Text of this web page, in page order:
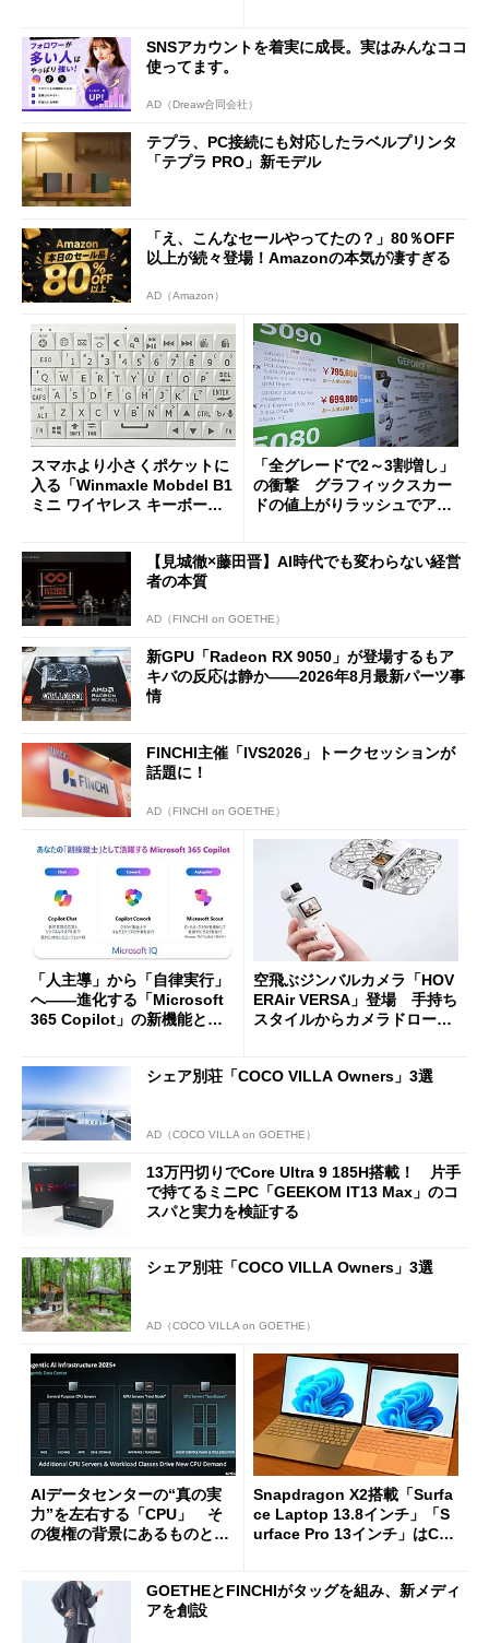
SNSアカウントを着実に成長。実はみんなココ
使ってます。
AD（Dreaw合同会社）
テプラ、PC接続にも対応したラベルプリンタ
「テプラ PRO」新モデル
「え、こんなセールやってたの？」80％OFF
以上が続々登場！Amazonの本気が凄すぎる
AD（Amazon）
スマホより小さくポケットに
入る「Winmaxle Mobdel B1
ミニ ワイヤレス キーボー
「全グレードで2～3割増し」
の衝撃 グラフィックスカー
ドの値上がりラッシュでアキ
【見城徹×藤田晋】AI時代でも変わらない経営
者の本質
AD（FINCHI on GOETHE）
新GPU「Radeon RX 9050」が登場するもア
キバの反応は静か――2026年8月最新パーツ事
情
FINCHI主催「IVS2026」トークセッションが
話題に！
AD（FINCHI on GOETHE）
「人主導」から「自律実行」
へ――進化する「Microsoft
365 Copilot」の新機能とエ
空飛ぶジンバルカメラ「HOV
ERAir VERSA」登場 手持ち
スタイルからカメラドローン
シェア別荘「COCO VILLA Owners」3選
AD（COCO VILLA on GOETHE）
13万円切りでCore Ultra 9 185H搭載！ 片手
で持てるミニPC「GEEKOM IT13 Max」のコ
スパと実力を検証する
シェア別荘「COCO VILLA Owners」3選
AD（COCO VILLA on GOETHE）
AIデータセンターの“真の実
力”を左右する「CPU」 そ
の復権の背景にあるものと
Snapdragon X2搭載「Surfa
ce Laptop 13.8インチ」「S
urface Pro 13インチ」はCop
た
GOETHEとFINCHIがタッグを組み、新メディ
アを創設